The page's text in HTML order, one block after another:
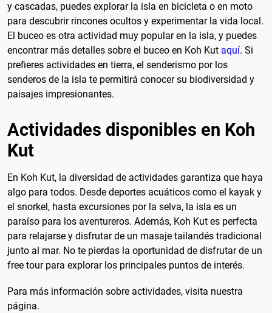
y cascadas, puedes explorar la isla en bicicleta o en moto
para descubrir rincones ocultos y experimentar la vida local.
El buceo es otra actividad muy popular en la isla, y puedes
encontrar más detalles sobre el buceo en Koh Kut aquí. Si
prefieres actividades en tierra, el senderismo por los
senderos de la isla te permitirá conocer su biodiversidad y
paisajes impresionantes.
Actividades disponibles en Koh
Kut
En Koh Kut, la diversidad de actividades garantiza que haya
algo para todos. Desde deportes acuáticos como el kayak y
el snorkel, hasta excursiones por la selva, la isla es un
paraíso para los aventureros. Además, Koh Kut es perfecta
para relajarse y disfrutar de un masaje tailandés tradicional
junto al mar. No te pierdas la oportunidad de disfrutar de un
free tour para explorar los principales puntos de interés.
Para más información sobre actividades, visita nuestra
página.